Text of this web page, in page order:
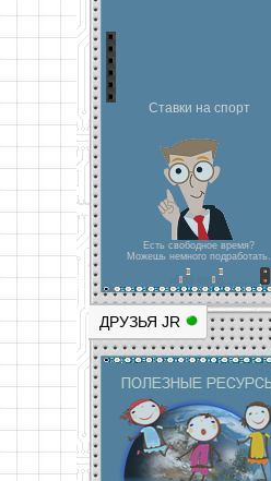
Ставки на спорт
Есть свободное время?
Можешь немного подработать.
ДРУЗЬЯ JR